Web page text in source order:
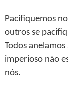
Pacifiquemos
outros se
Todos
imperioso não
nós.